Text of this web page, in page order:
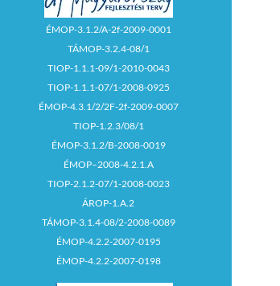
ÉMOP-3.1.2/A-2f-2009-0001
TÁMOP-3.2.4-08/1
TIOP-1.1.1-09/1-2010-0043
TIOP-1.1.1-07/1-2008-0925
ÉMOP-4.3.1/2/2F-2f-2009-0007
TIOP-1.2.3/08/1
ÉMOP-3.1.2/B-2008-0019
ÉMOP–2008-4.2.1.A
TIOP-2.1.2-07/1-2008-0023
ÁROP-1.A.2
TÁMOP-3.1.4-08/2-2008-0089
ÉMOP-4.2.2-2007-0195
ÉMOP-4.2.2-2007-0198